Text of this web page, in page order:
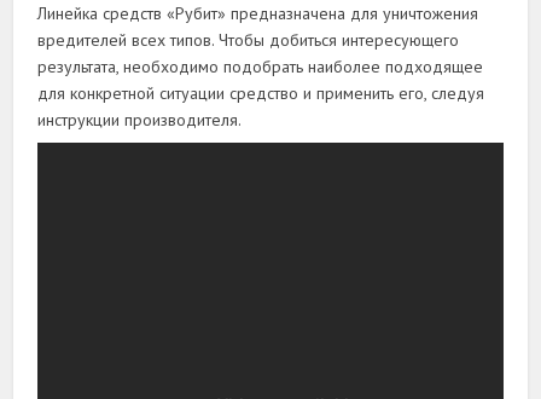
Линейка средств «Рубит» предназначена для уничтожения
вредителей всех типов. Чтобы добиться интересующего
результата, необходимо подобрать наиболее подходящее
для конкретной ситуации средство и применить его, следуя
инструкции производителя.